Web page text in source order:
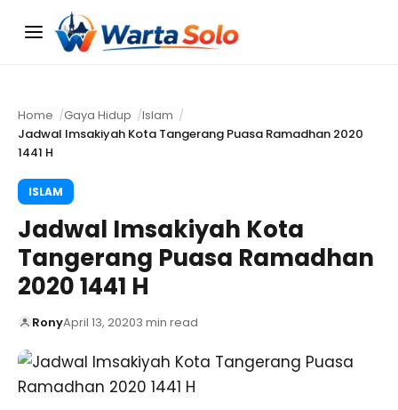
Menu
Home Gaya Hidup
Islam
Jadwal Imsakiyah Kota Tangerang Puasa Ramadhan 2020
1441 H
ISLAM
Jadwal Imsakiyah Kota
Tangerang Puasa Ramadhan
2020 1441 H
RonyApril 13, 20203 min read